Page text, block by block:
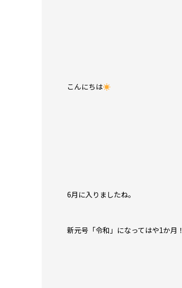
こんにちは
6月に入りましたね。
新元号「令和」になってはや1か月！